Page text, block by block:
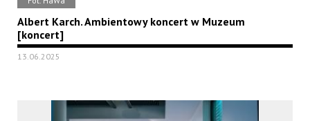
Albert Karch. Ambientowy koncert w Muzeum
[koncert]
13.06.2025